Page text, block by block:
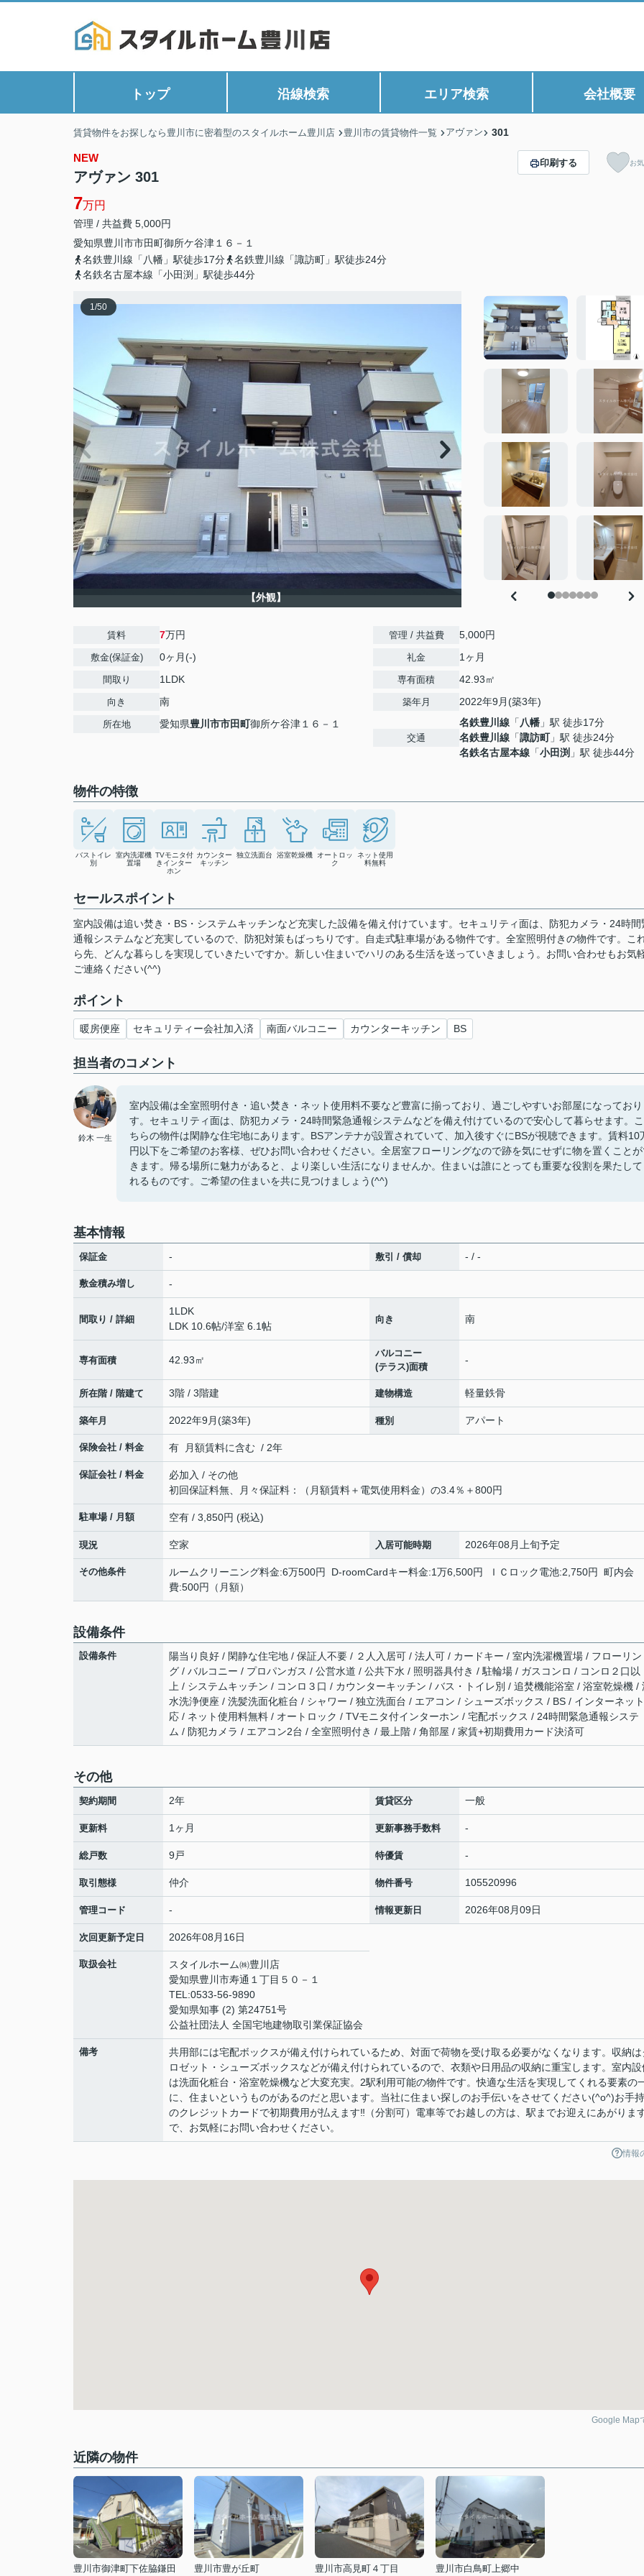
トップ 沿線検索 エリア検索 会社概要
賃貸物件をお探しなら豊川市に密着型のスタイルホーム豊川店 豊川市の賃貸物件一覧 アヴァン 301
NEW
アヴァン 301
7万円
管理 / 共益費 5,000円
愛知県豊川市市田町御所ケ谷津１６－１
名鉄豊川線「八幡」駅徒歩17分
名鉄豊川線「諏訪町」駅徒歩24分
名鉄名古屋本線「小田渕」駅徒歩44分
印刷する お
1/50
【外観】
賃料 7万円
敷金(保証金) 0ヶ月(-)
間取り 1LDK
向き 南
所在地 愛知県豊川市市田町御所ケ谷津１６－１
管理 / 共益費 5,000円
礼金 1ヶ月
専有面積 42.93㎡
築年月 2022年9月(築3年)
交通
名鉄豊川線 「 八幡 」駅 徒歩17分
名鉄豊川線 「諏訪町」駅 徒歩24分
名鉄名古屋本線 「小田渕 」駅 徒歩44分
物件の特徴
バストイレ
別
室内洗濯機
置場
TVモニタ付
きインター
ホン
カウンター
キッチン
独立洗面台 浴室乾燥機
オートロッ
ク
ネット使用
料無料
セールスポイント
室内設備は追い焚き・BS・システムキッチンなど充実した設備を備え付けています。セキュリティ面は、防犯カメラ・24時間
通報システムなど充実しているので、防犯対策もばっちりです。自走式駐車場がある物件です。全室照明付きの物件です。こ
ら先、どんな暮らしを実現していきたいですか。新しい住まいでハリのある生活を送っていきましょう。お問い合わせもお気
ご連絡ください(^^)
ポイント
暖房便座 セキュリティー会社加入済 南面バルコニー カウンターキッチン BS
担当者のコメント
鈴木 一生
室内設備は全室照明付き・追い焚き・ネット使用料不要など豊富に揃っており、過ごしやすいお部屋になってお
す。セキュリティ面は、防犯カメラ・24時間緊急通報システムなどを備え付けているので安心して暮らせます。こ
ちらの物件は閑静な住宅地にあります。BSアンテナが設置されていて、加入後すぐにBSが視聴できます。賃料10
円以下をご希望のお客様、ぜひお問い合わせください。全居室フローリングなので跡を気にせずに物を置くこと
きます。帰る場所に魅力があると、より楽しい生活になりませんか。住まいは誰にとっても重要な役割を果たし
れるものです。ご希望の住まいを共に見つけましょう(^^)
基本情報
保証金 - 敷引 / 償却 - / -
敷金積み増し -
間取り / 詳細
1LDK
LDK 10.6帖/洋室 6.1帖
向き 南
専有面積 42.93㎡
バルコニー
(テラス)面積
-
所在階 / 階建て 3階 / 3階建 建物構造 軽量鉄骨
築年月 2022年9月(築3年) 種別 アパート
保険会社 / 料金 有 月額賃料に含む / 2年
保証会社 / 料金
必加入 / その他
初回保証料無、月々保証料：（月額賃料＋電気使用料金）の3.4％＋800円
駐車場 / 月額 空有 / 3,850円 (税込)
現況 空家 入居可能時期 2026年08月上旬予定
その他条件
ルームクリーニング料金:6万500円 D-roomCardキー料金:1万6,500円 ＩＣロック電池:2,750円 町内会
費:500円（月額）
設備条件
設備条件
陽当り良好 / 閑静な住宅地 / 保証人不要 / ２人入居可 / 法人可 / カードキー / 室内洗濯機置場 / フローリン
グ / バルコニー / プロパンガス / 公営水道 / 公共下水 / 照明器具付き / 駐輪場 / ガスコンロ / コンロ２口以
上 / システムキッチン / コンロ３口 / カウンターキッチン / バス・トイレ別 / 追焚機能浴室 / 浴室乾燥機 /
水洗浄便座 / 洗髪洗面化粧台 / シャワー / 独立洗面台 / エアコン / シューズボックス / BS / インターネッ
応 / ネット使用料無料 / オートロック / TVモニタ付インターホン / 宅配ボックス / 24時間緊急通報システ
ム / 防犯カメラ / エアコン2台 / 全室照明付き / 最上階 / 角部屋 / 家賃+初期費用カード決済可
その他
契約期間 2年 賃貸区分 一般
更新料 1ヶ月 更新事務手数料 -
総戸数 9戸 特優賃 -
取引態様 仲介 物件番号 105520996
管理コード - 情報更新日 2026年08月09日
次回更新予定日 2026年08月16日
取扱会社
スタイルホーム㈱豊川店
愛知県豊川市寿通１丁目５０－１
TEL:0533-56-9890
愛知県知事 (2) 第24751号
公益社団法人 全国宅地建物取引業保証協会
備考
共用部には宅配ボックスが備え付けられているため、対面で荷物を受け取る必要がなくなります。収納は
ロゼット・シューズボックスなどが備え付けられているので、衣類や日用品の収納に重宝します。室内設
は洗面化粧台・浴室乾燥機など大変充実。2駅利用可能の物件です。快適な生活を実現してくれる要素の
に、住まいというものがあるのだと思います。当社に住まい探しのお手伝いをさせてください(^o^)お手
のクレジットカードで初期費用が払えます‼（分割可）電車等でお越しの方は、駅までお迎えにあがりま
で、お気軽にお問い合わせください。
情報
Google Map
近隣の物件
豊川市御津町下佐脇鎌田 豊川市豊が丘町 豊川市高見町４丁目 豊川市白鳥町上郷中